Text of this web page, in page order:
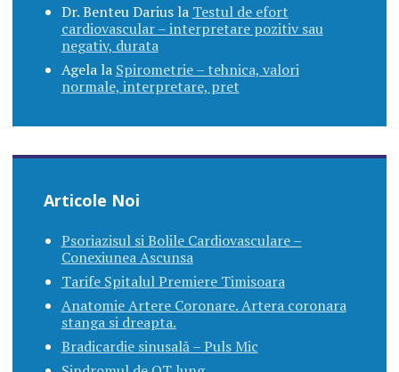
Dr. Benteu Dariusla Testul de efort
cardiovascular – interpretare pozitiv sau
negativ, durata
Agelala Spirometrie – tehnica, valori
normale, interpretare, pret
Articole Noi
Psoriazisul si Bolile Cardiovasculare –
Conexiunea Ascunsa
Tarife Spitalul Premiere Timisoara
Anatomie Artere Coronare. Artera coronara
stanga si dreapta.
Bradicardie sinusală – Puls Mic